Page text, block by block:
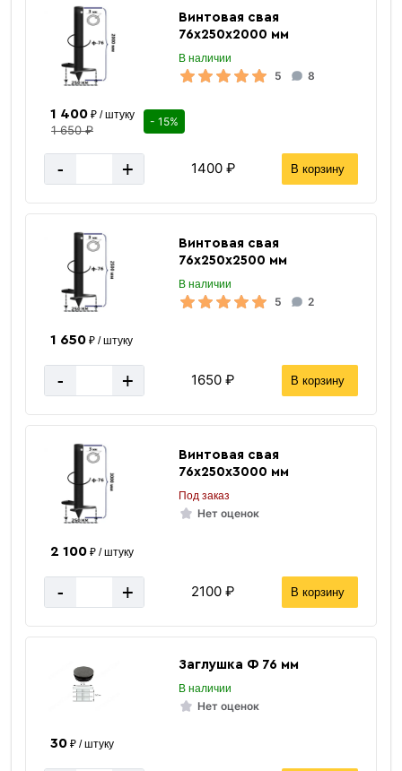
Винтовая свая
76х250х2000 мм
В наличии
5 8
1 400₽ / штуку
1 650 ₽
- 15%
- + 1400 ₽ В корзину
Винтовая свая
76х250х2500 мм
В наличии
5 2
1 650₽ / штуку
- + 1650 ₽ В корзину
Винтовая свая
76х250х3000 мм
Под заказ
Нет оценок
2 100₽ / штуку
- + 2100 ₽ В корзину
Заглушка Ф 76 мм
В наличии
Нет оценок
30₽ / штуку
Способ опоры на грунт Свая-стойка
Марка стали
Страна производства
Цвет Черный
Толщина стенки 4 мм
Горячекатанная
Сечение
Покрытие
Двухкомпонентное, антикоррозийное
на эпоксидной основе
Цена указана